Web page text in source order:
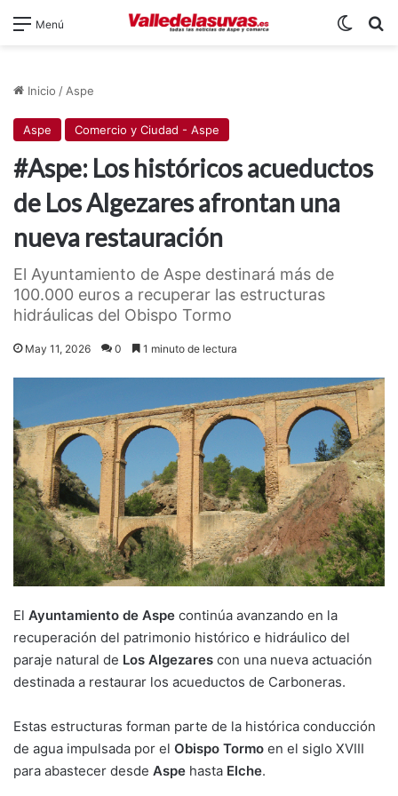
Menú
Inicio / Aspe
Aspe Comercio y Ciudad - Aspe
#Aspe: Los históricos acueductos
de Los Algezares afrontan una
nueva restauración
El Ayuntamiento de Aspe destinará más de
100.000 euros a recuperar las estructuras
hidráulicas del Obispo Tormo
May 11, 2026 0 1 minuto de lectura
El Ayuntamiento de Aspe continúa avanzando en la
recuperación del patrimonio histórico e hidráulico del
paraje natural de Los Algezares con una nueva actuación
destinada a restaurar los acueductos de Carboneras.
Estas estructuras forman parte de la histórica conducción
de agua impulsada por el Obispo Tormo en el siglo XVIII
para abastecer desde Aspe hasta Elche.